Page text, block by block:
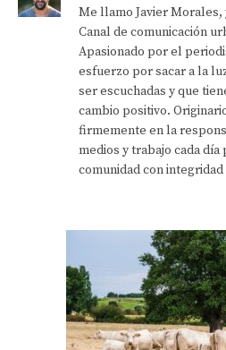
Me llamo Javier Morales,
Canal de comunicación
Apasionado por el
esfuerzo por sacar a la
ser escuchadas y que
cambio positivo.
firmemente en la
medios y trabajo cada
comunidad con